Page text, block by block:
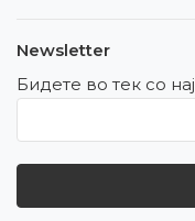
Newsletter
Бидете во тек со